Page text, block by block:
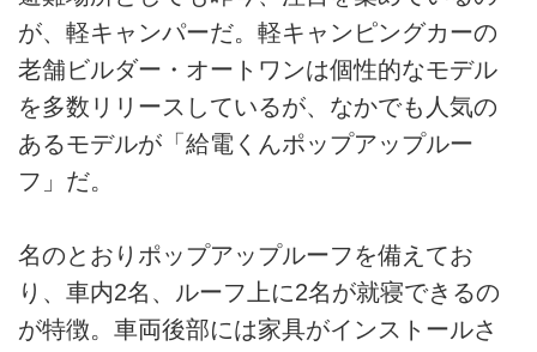
が、軽キャンパーだ。軽キャンピングカーの
老舗ビルダー・オートワンは個性的なモデル
を多数リリースしているが、なかでも人気の
あるモデルが「給電くんポップアップルー
フ」だ。
名のとおりポップアップルーフを備えてお
り、車内2名、ルーフ上に2名が就寝できるの
が特徴。車両後部には家具がインストールさ